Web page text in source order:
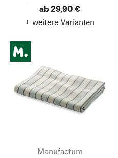
ab 29,90 €
+ weitere Varianten
Manufactum